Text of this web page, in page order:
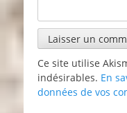
Ce site utilise
indésirables. En
données de vos